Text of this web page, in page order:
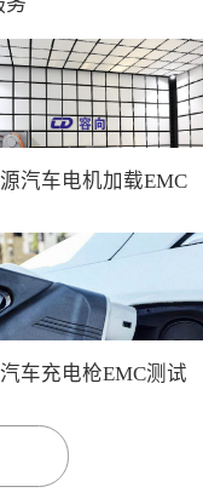
汽车电机加载EMC
车充电枪EMC测试